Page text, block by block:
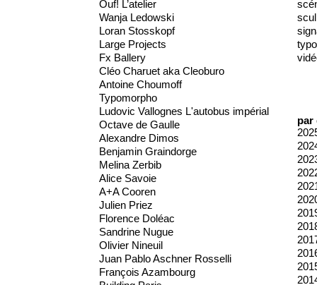
Ouf! L’atelier
Wanja Ledowski
Loran Stosskopf
Large Projects
Fx Ballery
Cléo Charuet aka Cleoburo
Antoine Choumoff
Typomorpho
Ludovic Vallognes L'autobus impérial
Octave de Gaulle
Alexandre Dimos
Benjamin Graindorge
Melina Zerbib
Alice Savoie
A+A Cooren
Julien Priez
Florence Doléac
Sandrine Nugue
Olivier Nineuil
Juan Pablo Aschner Rosselli
François Azambourg
par